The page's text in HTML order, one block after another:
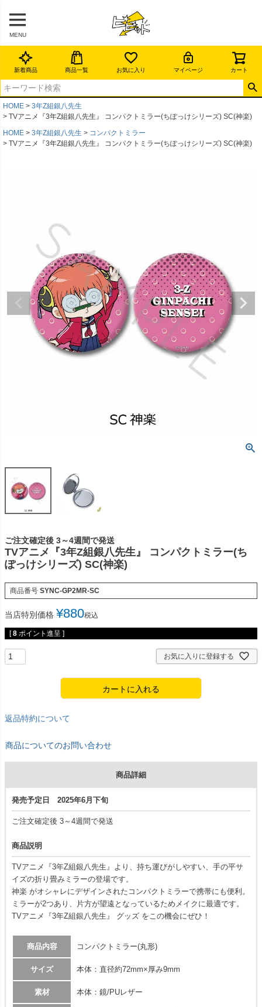
MENU
新着商品 商品一覧 お気に入り マイページ カート
HOME
3年Z組銀八先生
TVアニメ『3年Z組銀八先生』 コンパクトミラー(ちぽっけシリーズ) SC(神楽)
HOME
3年Z組銀八先生
コンパクトミラー
TVアニメ『3年Z組銀八先生』 コンパクトミラー(ちぽっけシリーズ) SC(神楽)
ご注文確定後 3～4週間で発送
TVアニメ『3年Z組銀八先生』 コンパクトミラー(ち
ぽっけシリーズ) SC(神楽)
商品番号 SYNC-GP2MR-SC
当店特別価格 ¥880税込
[ 8 ポイント進呈 ]
お気に入りに登録する
カートに入れる
返品特約について
商品についてのお問い合わせ
商品詳細
発売予定日 2025年6月下旬
ご注文確定後 3～4週間で発送
商品説明
TVアニメ『3年Z組銀八先生』より、持ち運びがしやすい、手の平サ
イズの折り畳みミラーの登場です。
神楽 がオシャレにデザインされたコンパクトミラーで携帯にも便利。
ミラーが2つあり、片方が望遠となっているためメイクに最適です。
TVアニメ『3年Z組銀八先生』 グッズ をこの機会にぜひ！
商品内容 コンパクトミラー(丸形)
サイズ 本体：直径約72mm×厚み9mm
素材 本体：鏡/PUレザー